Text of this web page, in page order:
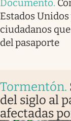
Documento.
Estados
ciudadanos
del pasaporte
Tormentón.
del siglo al
afectadas